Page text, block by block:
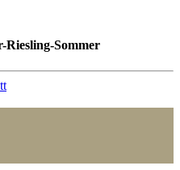
Riesling-Sommer